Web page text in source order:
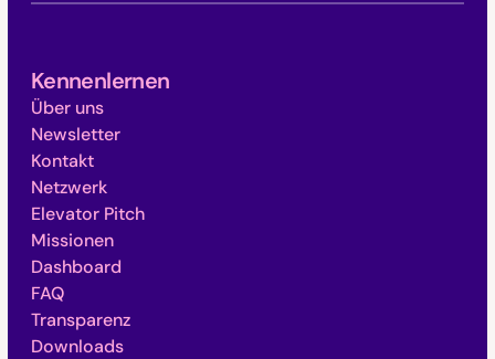
Kennenlernen
Über uns
Newsletter
Kontakt
Netzwerk
Elevator Pitch
Missionen
Dashboard
FAQ
Transparenz
Downloads